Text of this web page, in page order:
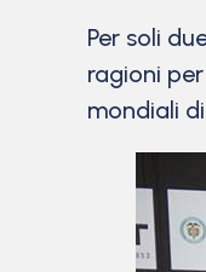
Per soli
ragioni
mondiali